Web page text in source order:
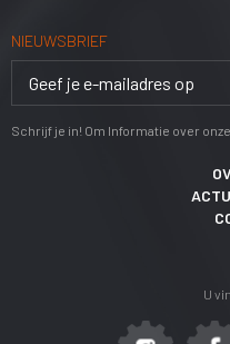
NIEUWSBRIEF
Schrijf je in! Om Informatie over
U